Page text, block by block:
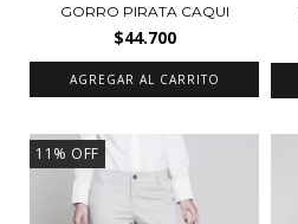
GORRO PIRATA CAQUI
$44.700
AGREGAR AL CARRITO
11 % OFF